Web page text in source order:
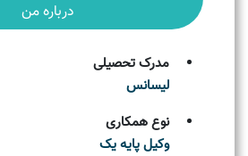
درباره من
مدرک تحصیلی
لیسانس
نوع همکاری
وکیل پایه یک